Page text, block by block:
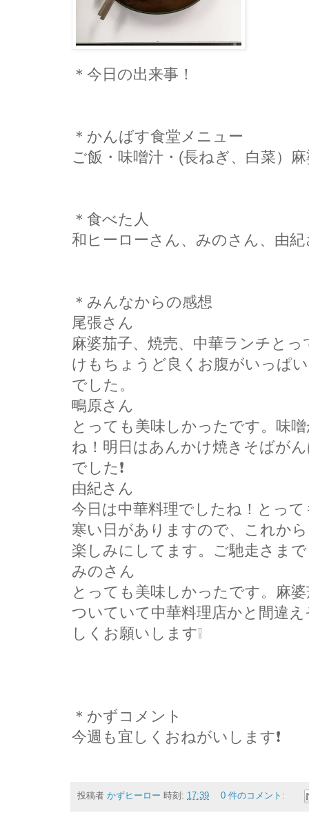
＊今日の出来事！
＊かんばす食堂メニュー
ご飯・味噌汁・(長ねぎ、白菜）
＊食べた人
和ヒーローさん、みのさん、由
＊みんなからの感想
尾張さん
麻婆茄子、焼売、中華ランチと
けもちょうど良くお腹がいっぱ
でした。
鴫原さん
とっても美味しかったです。味
ね！明日はあんかけ焼きそばが
でした❗
由紀さん
今日は中華料理でしたね！とっ
寒い日がありますので、これか
楽しみにしてます。ご馳走さまで
みのさん
とっても美味しかったです。麻
ついていて中華料理店かと間違
しくお願いします❕
＊かずコメント
今週も宜しくおねがいします❗
投稿者 かずヒーロー 時刻: 17:39 0 件のコメント: